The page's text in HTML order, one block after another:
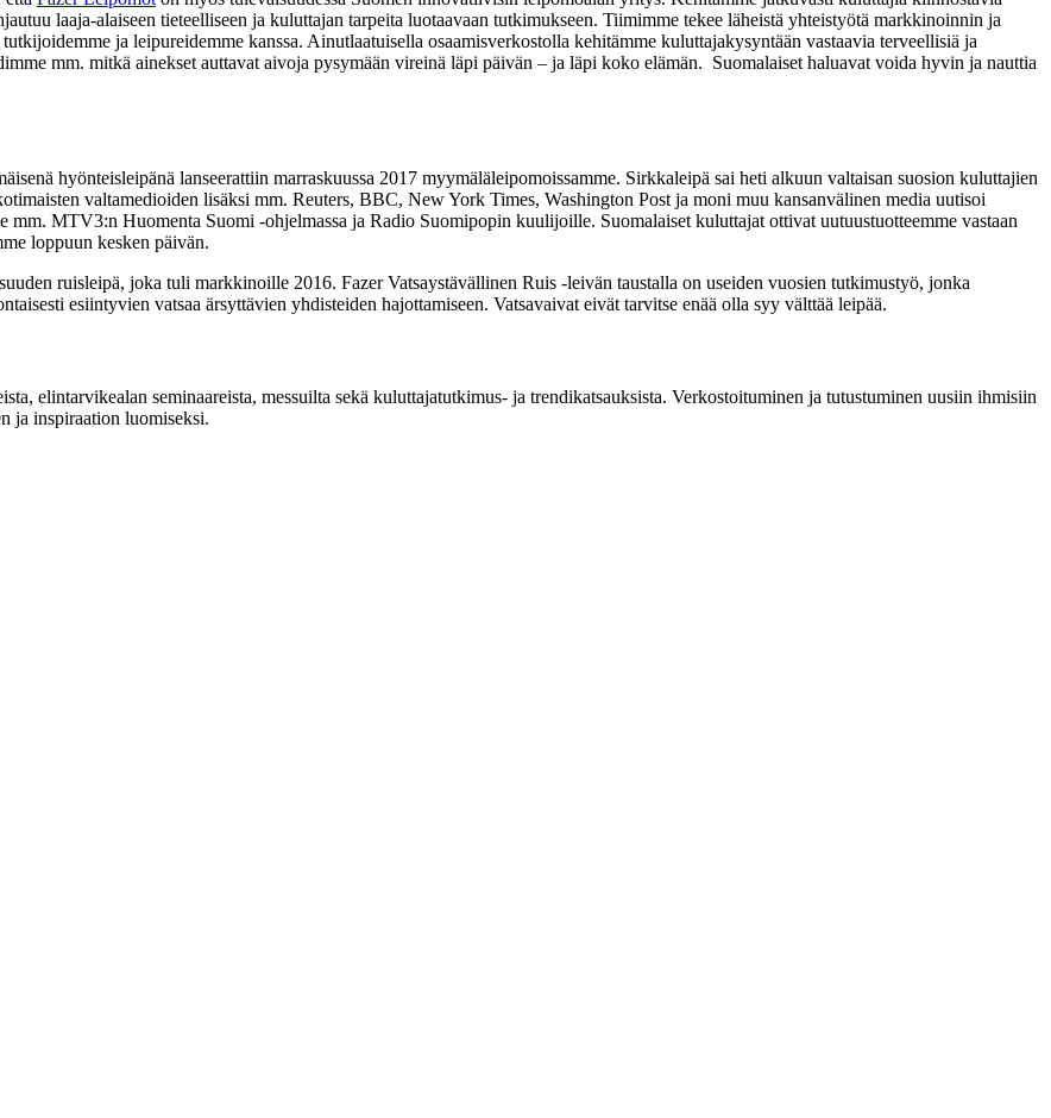
laaja-alaiseen tieteelliseen ja kuluttajan tarpeita luotaavaan tutkimukseen. Tiimimme tekee läheistä yhteistyötä markkinoinnin ja
ja leipureidemme kanssa. Ainutlaatuisella osaamisverkostolla kehitämme kuluttajakysyntään vastaavia terveellisiä ja
mm. mitkä ainekset auttavat aivoja pysymään vireinä läpi päivän – ja läpi koko elämän. Suomalaiset haluavat voida hyvin ja nauttia
hyönteisleipänä lanseerattiin marraskuussa 2017 myymäläleipomoissamme. Sirkkaleipä sai heti alkuun valtaisan suosion kuluttajien
valtamedioiden lisäksi mm. Reuters, BBC, New York Times, Washington Post ja moni muu kansanvälinen media uutisoi
mm. MTV3:n Huomenta Suomi -ohjelmassa ja Radio Suomipopin kuulijoille. Suomalaiset kuluttajat ottivat uutuustuotteemme vastaan
loppuun kesken päivän.
ruisleipä, joka tuli markkinoille 2016. Fazer Vatsaystävällinen Ruis -leivän taustalla on useiden vuosien tutkimustyö, jonka
esiintyvien vatsaa ärsyttävien yhdisteiden hajottamiseen. Vatsavaivat eivät tarvitse enää olla syy välttää leipää.
elintarvikealan seminaareista, messuilta sekä kuluttajatutkimus- ja trendikatsauksista. Verkostoituminen ja tutustuminen uusiin ihmisiin
ja inspiraation luomiseksi.